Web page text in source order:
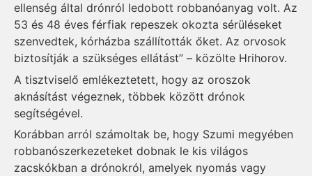
ellenség által drónról ledobott robbanóanyag volt. Az
53 és 48 éves férfiak repeszek okozta sérüléseket
szenvedtek, kórházba szállították őket. Az orvosok
biztosítják a szükséges ellátást” – közölte Hrihorov.
A tisztviselő emlékeztetett, hogy az oroszok
aknásítást végeznek, többek között drónok
segítségével.
Korábban arról számoltak be, hogy Szumi megyében
robbanószerkezeteket dobnak le kis világos
zacskókban a drónokról, amelyek nyomás vagy